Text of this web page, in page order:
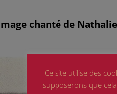
chanté de
Ce site utilise des
supposerons que